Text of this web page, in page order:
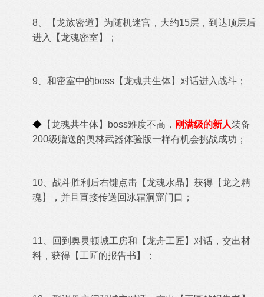
8、
【龙族密道】为随机迷宫，大约15层，到达顶层后
进入【龙魂密室】；
9、和密室中的boss【龙魂共生体】对话进入战斗；
◆ 【龙魂共生体】boss难度不高， 刚满级的新人装备
200级赠送的奥林武器体验版一样有机会挑战成功；
10、战斗胜利后右键点击【龙魂水晶】获得【龙之精
魂】，并且直接传送回冰霜洞窟门口；
11、回到奥灵顿城工房和 【龙舟工匠 】对话，交出材
料，获得 【工匠的报告书】；